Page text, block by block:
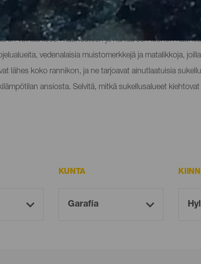
vulkaaniseen kauneuteen ja nähdä sen luonon
vedenalaisia muistomerkkejä ja matalikkoja,
lähes koko rannikon, ja ne tarjoavat ainutlaatuisia
ansiosta. Selvitä, mitkä sukellusalueet
KUNTA